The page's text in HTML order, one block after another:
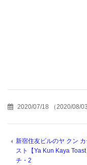
2020/07/18 （2020/08/
新宿住友ビルのヤ クン カ
スト【Ya Kun Kaya
チ・2